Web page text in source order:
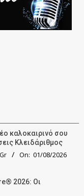
καλοκαιρινό σου
Κλειδάριθμος
On: 01/08/2026
2026: Οι